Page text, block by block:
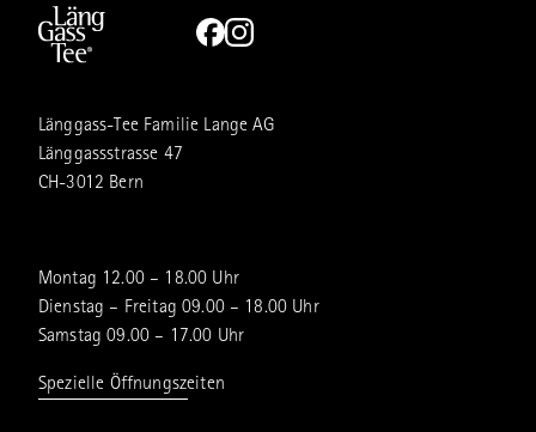
Länggass-Tee Familie Lange AG
Länggassstrasse 47
CH-3012 Bern
Montag 12.00 – 18.00 Uhr
Dienstag – Freitag 09.00 – 18.00 Uhr
Samstag 09.00 – 17.00 Uhr
Spezielle Öffnungszeiten